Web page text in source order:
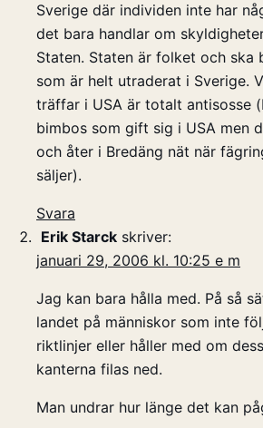
Sverige där individen inte har
det bara handlar om
Staten. Staten är folket och ska
som är helt utraderat i Sverige.
träffar i USA är totalt antisosse
bimbos som gift sig i USA men
och åter i Bredäng nät när
säljer).
Svara
Erik Starck skriver:
januari 29, 2006 kl. 10:25 e m
Jag kan bara hålla med. På så
landet på människor som inte
riktlinjer eller håller med om
kanterna filas ned.
Man undrar hur länge det kan